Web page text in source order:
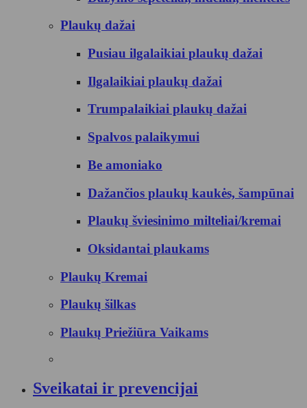
Plaukų dažai
Pusiau ilgalaikiai plaukų dažai
Ilgalaikiai plaukų dažai
Trumpalaikiai plaukų dažai
Spalvos palaikymui
Be amoniako
Dažančios plaukų kaukės, šampūnai
Plaukų šviesinimo milteliai/kremai
Oksidantai plaukams
Plaukų Kremai
Plaukų šilkas
Plaukų Priežiūra Vaikams
Sveikatai ir prevencijai